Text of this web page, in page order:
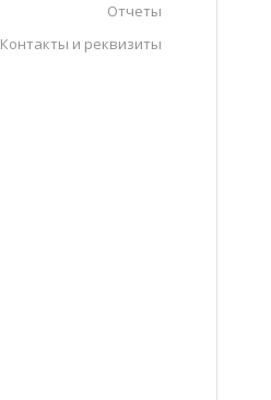
Отчеты
Контакты и реквизиты